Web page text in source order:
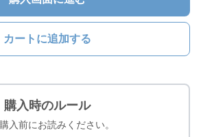
カートに追加する
購入時のルール
入前にお読みください。